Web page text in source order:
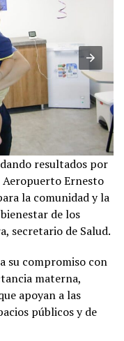
resultados por
Aeropuerto Ernesto
la comunidad y la
de los
secretario de Salud.
su compromiso con
materna,
apoyan a las
públicos y de